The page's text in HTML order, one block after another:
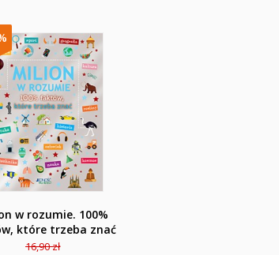
w rozumie. 100%
które trzeba znać
16,90 zł